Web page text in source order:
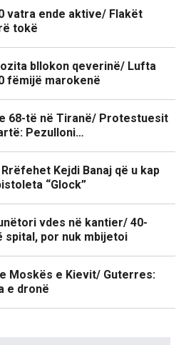
vatra ende aktive/ Flakët
tokë
bllokon qeverinë/ Lufta
fëmijë marokenë
68-të në Tiranë/ Protestuesit
Pezulloni…
Kejdi Banaj që u kap
“Glock”
vdes në kantier/ 40-
spital, por nuk mbijetoi
Moskës e Kievit/ Guterres:
e dronë